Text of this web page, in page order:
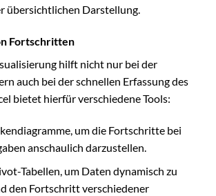
übersichtlichen Darstellung.
Fortschritten
hilft nicht nur bei der
auch bei der schnellen Erfassung des
bietet hierfür verschiedene Tools:
um die Fortschritte bei
anschaulich darzustellen.
Tabellen, um Daten dynamisch zu
den Fortschritt verschiedener